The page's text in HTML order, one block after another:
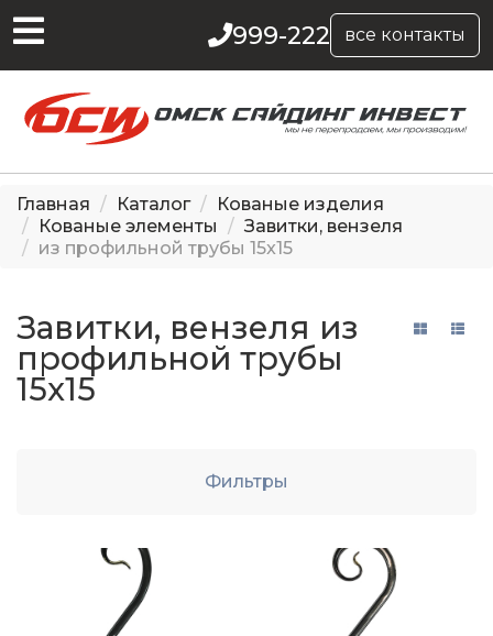
999-222 все контакты
Главная Каталог
Кованые изделия
Кованые элементы
Завитки, вензеля
из профильной трубы 15x15
Завитки, вензеля из
профильной трубы
15x15
Фильтры